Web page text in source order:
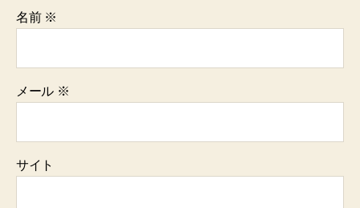
名前 ※
メール ※
サイト